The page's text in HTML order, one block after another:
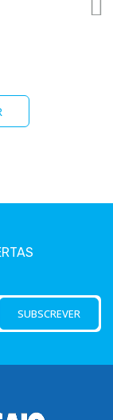
SUBSCREVER